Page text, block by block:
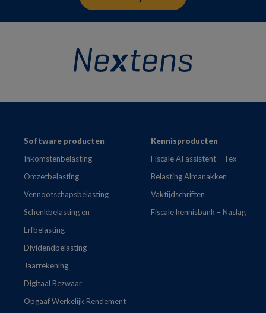
FooterSoftware producten
Inkomstenbelasting
Omzetbelasting
Vennootschapsbelasting
Schenkbelasting en
Erfbelasting
Dividendbelasting
Jaarrekening
Digitaal Bezwaar
Opgaaf Werkelijk Rendement
Kennisproducten
Fiscale AI assistent – Tex
Belasting Almanakken
Vaktijdschriften
Fiscale kennisbank – Naslag